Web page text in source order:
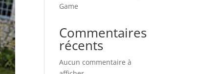
Game
Commentaires
récents
Aucun commentaire à